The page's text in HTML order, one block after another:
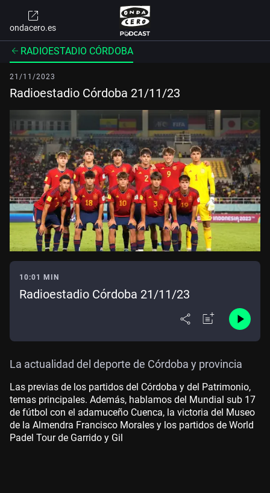
ondacero.es
RADIOESTADIO CÓRDOBA
21/11/2023
Radioestadio Córdoba 21/11/23
10:01 MIN
Radioestadio Córdoba 21/11/23
La actualidad del deporte de Córdoba y provincia
Las previas de los partidos del Córdoba y del Patrimonio,
temas principales. Además, hablamos del Mundial sub 17
de fútbol con el adamuceño Cuenca, la victoria del Museo
de la Almendra Francisco Morales y los partidos de World
Padel Tour de Garrido y Gil